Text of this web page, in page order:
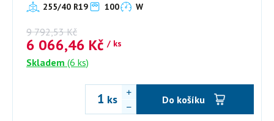
255/40 R19 100 W
9 792,53 Kč
6 066,46 Kč / ks
Skladem (6 ks)
ks Do košíku